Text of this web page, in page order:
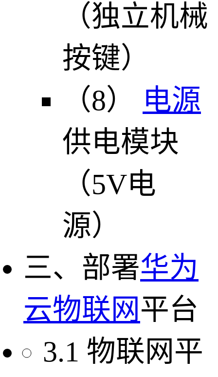
（独立机械
按键）
（8）
电源
供电模块
（5V电
源）
三、部署华为
云物联网平台
3.1 物联网平